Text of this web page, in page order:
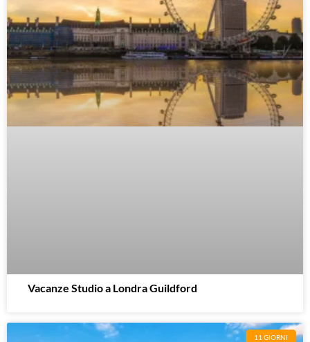
Vacanze Studio a Londra Guildford
11 GIORNI